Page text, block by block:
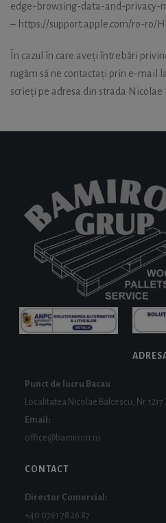
edge-browsing-data-and-privacy-
– https://support.apple.com/ro-ro/
În cazul în care aveți întrebări
rugăm să ne contactați prin e-mail
scrieți pe adresa din strada Nicolae
Punct de lucru Bacau
Localitatea Nicolae Balcescu, Nr. 1217
Email:
office@bamirom.ro
CONTACT
Director Comercial:
+40 0761 78 26 87